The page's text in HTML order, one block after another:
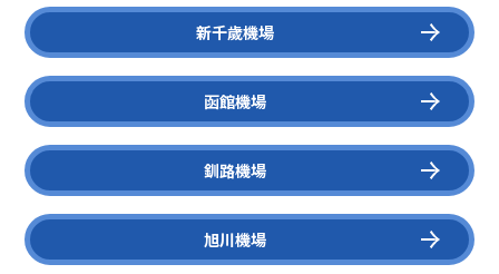
新千歲機場
函館機場
釧路機場
旭川機場